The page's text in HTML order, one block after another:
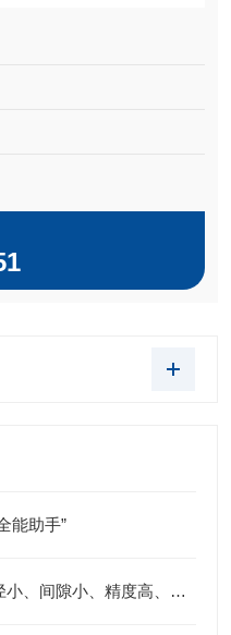
机还具有装卸简单，易清
，运行平稳，维护方便等
能助手”
乳化机哪家耐磨且转速高、粒径小、间隙小、精度高、线速度高、剪切力强：江苏思峻全流程解决方案测评